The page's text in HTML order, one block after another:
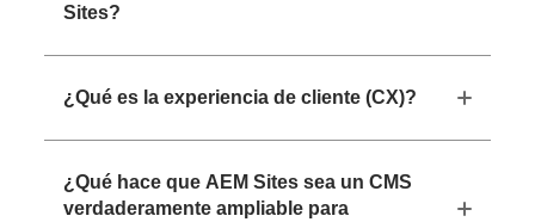
Sites?
¿Qué es la experiencia de cliente (CX)?
¿Qué hace que AEM Sites sea un CMS
verdaderamente ampliable para